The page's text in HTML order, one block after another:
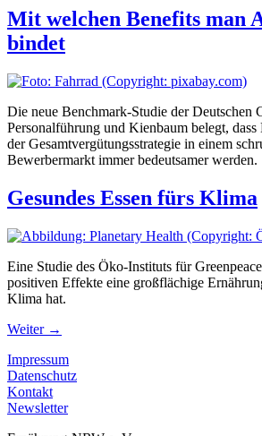
Mit welchen Benefits man
bindet
Die neue Benchmark-Studie der Deutschen
Personalführung und Kienbaum belegt,
der Gesamtvergütungsstrategie in einem
Bewerbermarkt immer bedeutsamer werden.
Gesundes Essen fürs Klima
Eine Studie des Öko-Instituts für
positiven Effekte eine großflächige
Klima hat.
Weiter →
Impressum
Datenschutz
Kontakt
Newsletter